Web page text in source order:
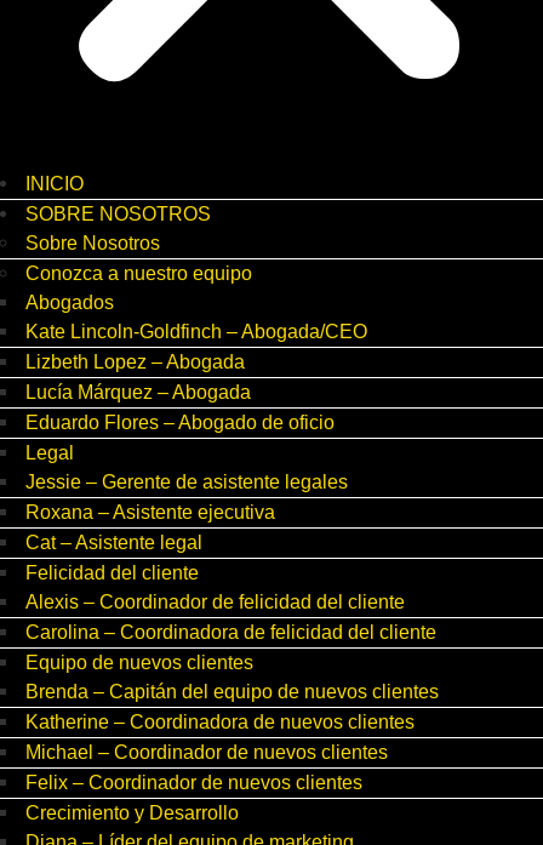
INICIO
SOBRE NOSOTROS
Sobre Nosotros
Conozca a nuestro equipo
Abogados
Kate Lincoln-Goldfinch – Abogada/CEO
Lizbeth Lopez – Abogada
Lucía Márquez – Abogada
Eduardo Flores – Abogado de oficio
Legal
Jessie – Gerente de asistente legales
Roxana – Asistente ejecutiva
Cat – Asistente legal
Felicidad del cliente
Alexis – Coordinador de felicidad del cliente
Carolina – Coordinadora de felicidad del cliente
Equipo de nuevos clientes
Brenda – Capitán del equipo de nuevos clientes
Katherine – Coordinadora de nuevos clientes
Michael – Coordinador de nuevos clientes
Felix – Coordinador de nuevos clientes
Crecimiento y Desarrollo